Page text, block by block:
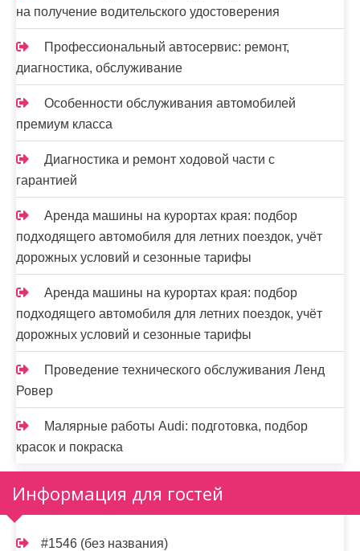
на получение водительского удостоверения
Профессиональный автосервис: ремонт,
диагностика, обслуживание
Особенности обслуживания автомобилей
премиум класса
Диагностика и ремонт ходовой части с
гарантией
Аренда машины на курортах края: подбор
подходящего автомобиля для летних поездок, учёт
дорожных условий и сезонные тарифы
Аренда машины на курортах края: подбор
подходящего автомобиля для летних поездок, учёт
дорожных условий и сезонные тарифы
Проведение технического обслуживания Ленд
Ровер
Малярные работы Audi: подготовка, подбор
красок и покраска
Информация для гостей
#1546 (без названия)